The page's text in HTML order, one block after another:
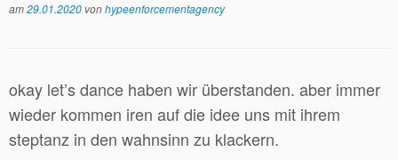
am29.01.2020 vonhypeenforcementagency
okay let’s dance haben wir überstanden. aber immer
wieder kommen iren auf die idee uns mit ihrem
steptanz in den wahnsinn zu klackern.